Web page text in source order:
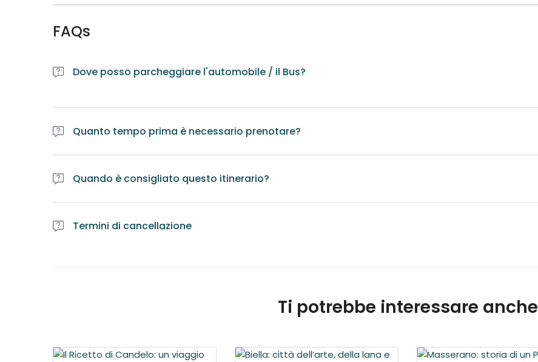
FAQs
Dove posso parcheggiare l'automobile / il Bus?
Quanto tempo prima è necessario prenotare?
Quando è consigliato questo itinerario?
Termini di cancellazione
Ti potrebbe interessare anche